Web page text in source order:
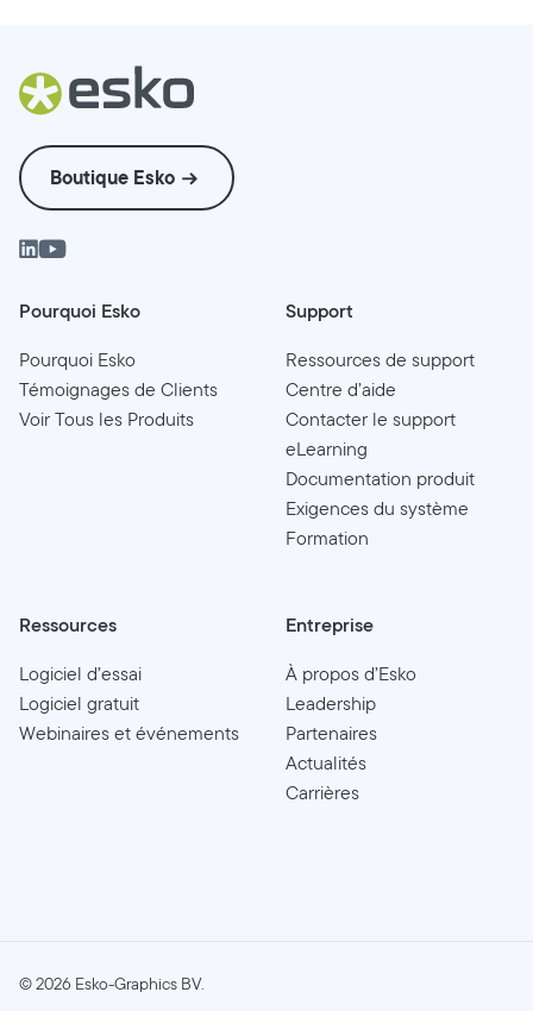
Boutique Esko
Pourquoi Esko
Pourquoi Esko
Témoignages de Clients
Voir Tous les Produits
Support
Ressources de support
Centre d’aide
Contacter le support
eLearning
Documentation produit
Exigences du système
Formation
Ressources
Logiciel d’essai
Logiciel gratuit
Webinaires et événements
Entreprise
À propos d’Esko
Leadership
Partenaires
Actualités
Carrières
©2026 Esko-Graphics BV.